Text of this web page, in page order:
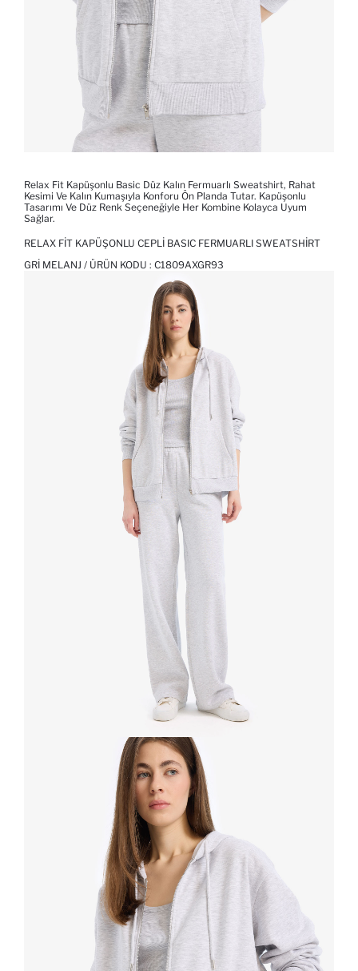
Relax Fit Kapüşonlu Basic Düz Kalın Fermuarlı Sweatshirt, Rahat
Kesimi Ve Kalın Kumaşıyla Konforu Ön Planda Tutar. Kapüşonlu
Tasarımı Ve Düz Renk Seçeneğiyle Her Kombine Kolayca Uyum
Sağlar.
RELAX FIT KAPÜŞONLU CEPLI BASIC FERMUARLI SWEATSHIRT
GRI MELANJ / ÜRÜN KODU : C1809AXGR93